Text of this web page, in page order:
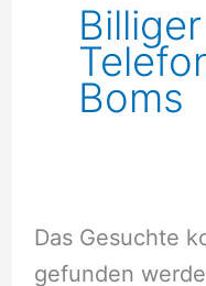
Billiger
Boms
Das Gesuchte
gefunden